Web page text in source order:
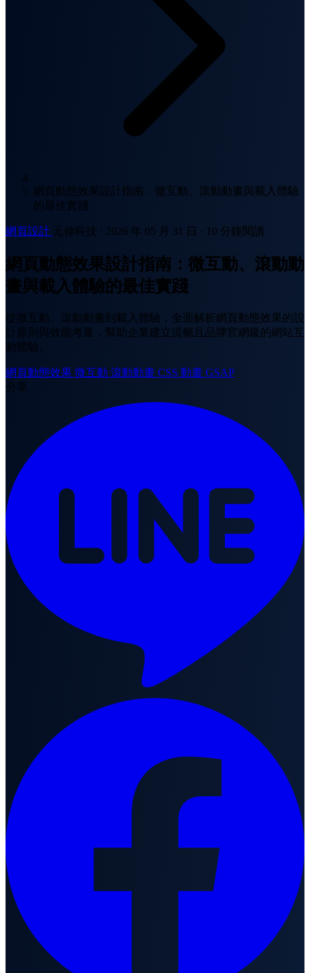
網頁動態效果設計指南：微互動、滾動動畫與載入體驗
的最佳實踐
網頁設計 元伸科技 · 2026 年 05 月 31 日 · 10 分鐘閱讀
網頁動態效果設計指南：微互動、滾動動
畫與載入體驗的最佳實踐
從微互動、滾動動畫到載入體驗，全面解析網頁動態效果的設
計原則與效能考量，幫助企業建立流暢且品牌官網級的網站互
動體驗。
網頁動態效果 微互動 滾動動畫 CSS 動畫 GSAP
分享